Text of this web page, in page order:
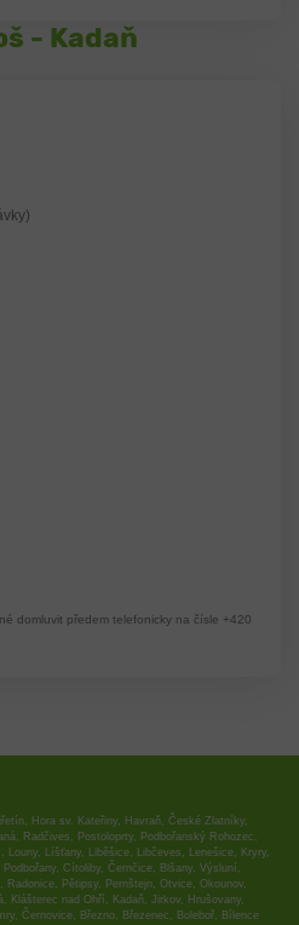
- Kadaň
domluvit předem telefonicky na čísle +420
, Hora sv. Kateřiny, Havraň, České Zlatníky,
, Radčives , Postoloprty, Podbořanský Rohozec ,
, Louny, Líšťany, Liběšice, Libčeves , Lenešice, Kryry,
Podbořany, Cítoliby, Černčice, Blšany, Výsluní ,
, Radonice, Pětipsy, Pernštejn, Otvice, Okounov,
, Klášterec nad Ohří , Kadaň, Jirkov, Hrušovany,
, Černovice, Březno, Březenec , Boleboř, Bílence